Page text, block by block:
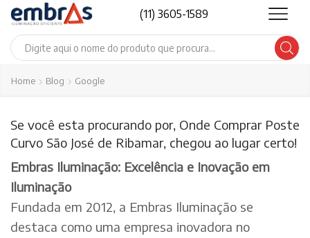
(11) 3605-1589
Search
Home Blog Google
Se você esta procurando por, Onde Comprar Poste
Curvo São José de Ribamar, chegou ao lugar certo!
Embras Iluminação: Excelência e Inovação em
Iluminação
Fundada em 2012, a Embras Iluminação se
destaca como uma empresa inovadora no